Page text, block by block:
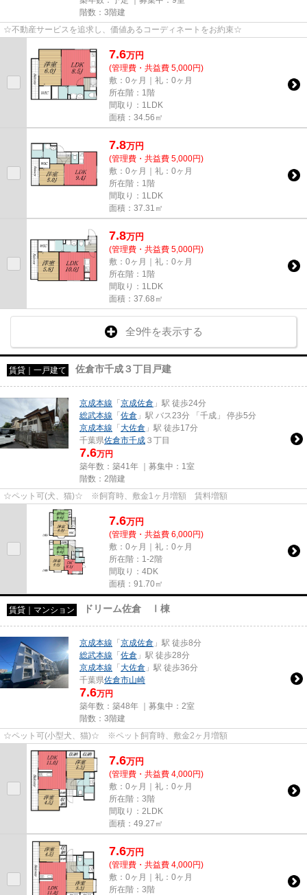
階数：3階建
☆不動産サービスを追求し、価値あるコーディネートをお約束☆
7.6万円
(管理費・共益費 5,000円)
敷：0ヶ月｜礼：0ヶ月
所在階：1階
間取り：1LDK
面積：34.56㎡
7.8万円
(管理費・共益費 5,000円)
敷：0ヶ月｜礼：0ヶ月
所在階：1階
間取り：1LDK
面積：37.31㎡
7.8万円
(管理費・共益費 5,000円)
敷：0ヶ月｜礼：0ヶ月
所在階：1階
間取り：1LDK
面積：37.68㎡
全9件を表示する
賃貸｜一戸建て 佐倉市千成３丁目戸建
京成本線 「京成佐倉 」駅 徒歩24分
総武本線 「佐倉 」駅 バス23分 「千成」 停歩5分
京成本線 「大佐倉 」駅 徒歩17分
千葉県佐倉市千成 ３丁目
7.6万円
築年数：築41年 ｜募集中： 1室
階数：2階建
☆ペット可(犬、猫)☆ ※飼育時、敷金1ヶ月増額 賃料増額
7.6万円
(管理費・共益費 6,000円)
敷：0ヶ月｜礼：0ヶ月
所在階：1-2階
間取り：4DK
面積：91.70㎡
賃貸｜マンション ドリーム佐倉 Ⅰ棟
京成本線 「京成佐倉 」駅 徒歩8分
総武本線 「佐倉 」駅 徒歩28分
京成本線 「大佐倉 」駅 徒歩36分
千葉県佐倉市山崎
7.6万円
築年数：築48年 ｜募集中： 2室
階数：3階建
☆ペット可(小型犬、猫)☆ ※ペット飼育時、敷金2ヶ月増額
7.6万円
(管理費・共益費 4,000円)
敷：0ヶ月｜礼：0ヶ月
所在階：3階
間取り：2LDK
面積：49.27㎡
7.6万円
(管理費・共益費 4,000円)
敷：0ヶ月｜礼：0ヶ月
所在階：3階